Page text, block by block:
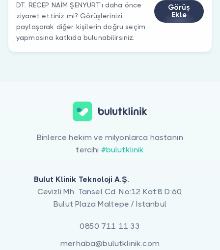
DT. RECEP NAİM ŞENYURT’ı daha önce
ziyaret ettiniz mi? Görüşlerinizi
paylaşarak diğer kişilerin doğru seçim
yapmasına katkıda bulunabilirsiniz.
Görüş
Ekle
Binlerce hekim ve milyonlarca hastanın
tercihi #bulutklinik
Bulut Klinik Teknoloji A.Ş.
Cevizli Mh. Tansel Cd. No:12 Kat:8 D:60,
Bulut Plaza Maltepe / İstanbul
0850 711 11 33
merhaba@bulutklinik.com